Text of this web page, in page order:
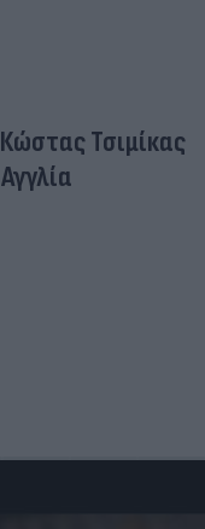
Κώστας Τσιμίκας
Αγγλία